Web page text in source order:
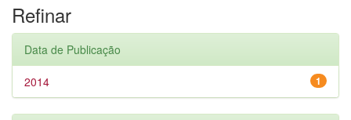
Refinar
Data de Publicação
1
2014